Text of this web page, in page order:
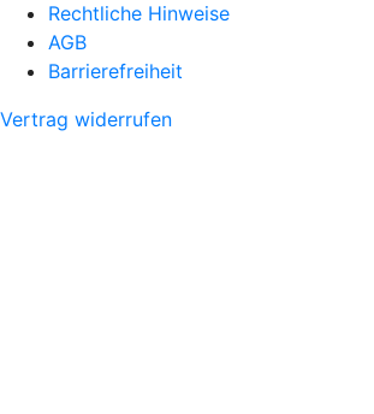
Rechtliche Hinweise
AGB
Barrierefreiheit
Vertrag widerrufen